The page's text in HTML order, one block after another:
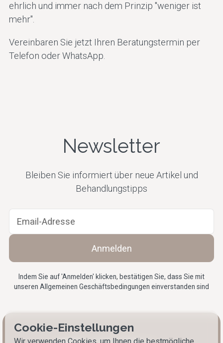
ehrlich und immer nach dem Prinzip "weniger ist
mehr".
Vereinbaren Sie jetzt Ihren Beratungstermin per
Telefon oder WhatsApp.
Newsletter
Bleiben Sie informiert über neue Artikel und
Behandlungstipps
Indem Sie auf 'Anmelden' klicken, bestätigen Sie, dass Sie mit
unseren Allgemeinen Geschäftsbedingungen einverstanden sind
Cookie-Einstellungen